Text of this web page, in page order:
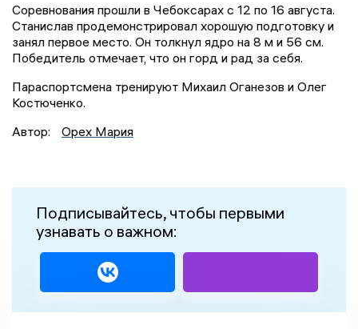
Соревнования прошли в Чебоксарах с 12 по 16 августа.
Станислав продемонстрировал хорошую подготовку и
занял первое место. Он толкнул ядро на 8 м и 56 см.
Победитель отмечает, что он горд и рад за себя.
Параспортсмена тренируют Михаил Оганезов и Олег
Костюченко.
Автор:
Орех Мария
Подписывайтесь, чтобы первыми
узнавать о важном: